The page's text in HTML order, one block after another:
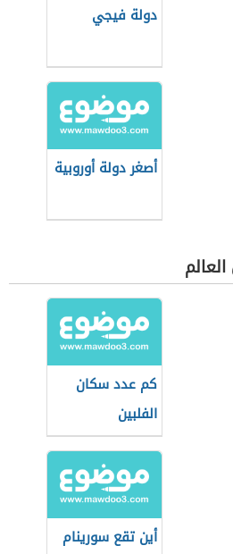
دولة فيجي
أصغر دولة أوروبية
كم عدد سكان
الفلبين
أين تقع سورينام